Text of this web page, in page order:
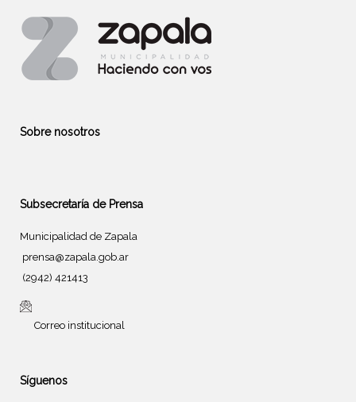
Sobre nosotros
Subsecretaría de Prensa
Municipalidad de Zapala
prensa@zapala.gob.ar
(2942) 421413
Correo institucional
Síguenos